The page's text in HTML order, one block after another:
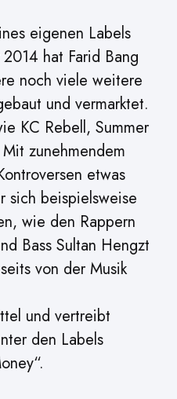
eigenen Labels
hat Farid Bang
noch viele weitere
und vermarktet.
KC Rebell, Summer
zunehmendem
etwas
sich beispielsweise
wie den Rappern
Bass Sultan Hengzt
von der Musik
und vertreibt
den Labels